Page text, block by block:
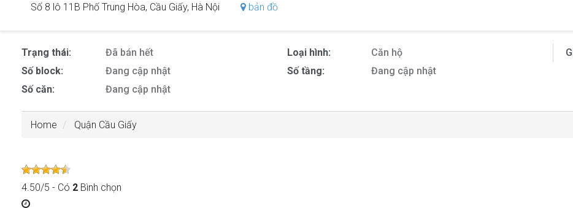
Số 8 lô 11B Phố Trung Hòa, Cầu Giấy, Hà Nội bản đồ
Trạng thái: Đã bán hết Loại hình:
Căn hộ
Số block:
Đang cập nhật Số tầng:
Đang cập nhật
Số căn:
Đang cập nhật
Home Quận Cầu Giấy
4.50/5 - Có 2 Bình chọn